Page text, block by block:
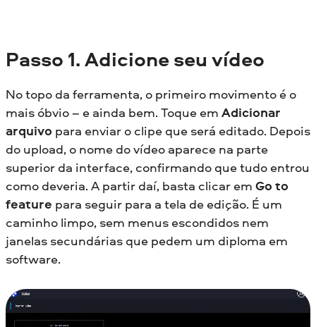
Passo 1. Adicione seu vídeo
No topo da ferramenta, o primeiro movimento é o
mais óbvio – e ainda bem. Toque em Adicionar
arquivo para enviar o clipe que será editado. Depois
do upload, o nome do vídeo aparece na parte
superior da interface, confirmando que tudo entrou
como deveria. A partir daí, basta clicar em Go to
feature para seguir para a tela de edição. É um
caminho limpo, sem menus escondidos nem
janelas secundárias que pedem um diploma em
software.